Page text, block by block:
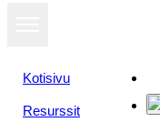
Kotisivu
Resurssit